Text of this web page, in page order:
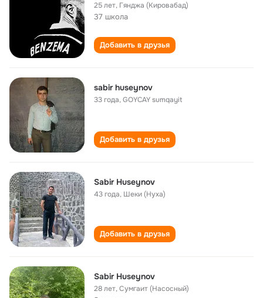
25 лет, Гянджа (Кировабад)
37 школа
Добавить в друзья
sabir huseynov
33 года,GOYCAY sumqayit
Добавить в друзья
Sabir Huseynov
43 года, Шеки (Нуха)
Добавить в друзья
Sabir Huseynov
28 лет,Сумгаит (Насосный)